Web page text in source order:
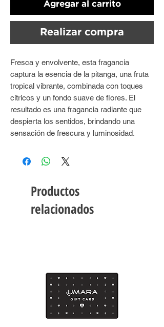
Agregar al carrito
Realizar compra
Fresca y envolvente, esta fragancia
captura la esencia de la pitanga, una fruta
tropical vibrante, combinada con toques
cítricos y un fondo suave de flores. El
resultado es una fragancia radiante que
despierta los sentidos, brindando una
sensación de frescura y luminosidad.
Productos
relacionados